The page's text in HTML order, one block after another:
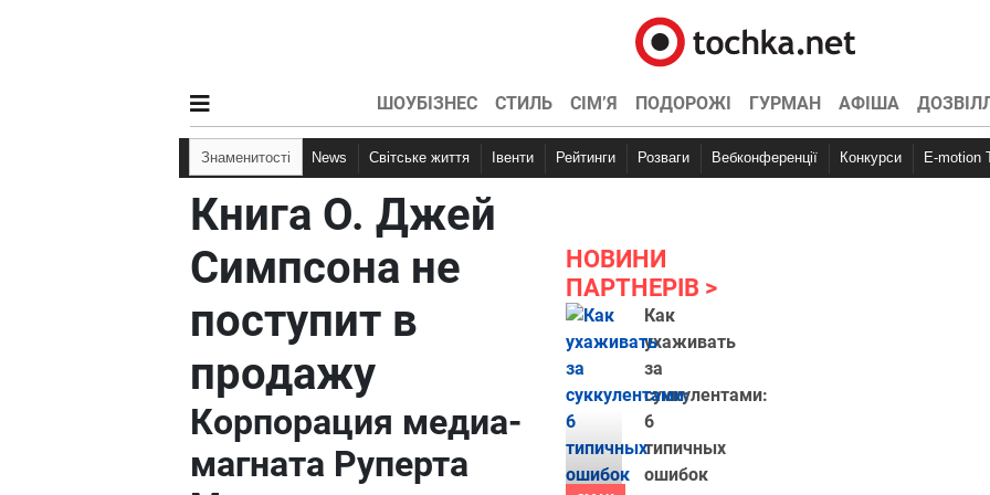
ШОУБІЗНЕС СТИЛЬ СІМ’Я ПОДОРОЖІ ГУРМАН АФІША
Знаменитості News Світське життя Івенти Рейтинги Розваги Вебконференції Конкурси E-motion
Книга О. Джей
Симпсона не
поступит в
продажу
Корпорация медиа-
магната Руперта
НОВИНИ
ПАРТНЕРІВ
Как
ухаживать
за
суккулентами:
6
типичных
ошибок